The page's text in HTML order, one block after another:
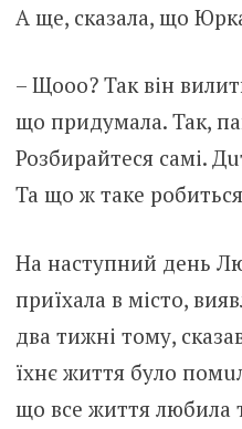
А ще, сказала, що
– Щооо? Так він
що придумала. Так,
Розбирайтеся самі.
Та що ж таке робиться
На наступний день
приїхала в місто,
два тижні тому,
їхнє життя було
що все життя любила